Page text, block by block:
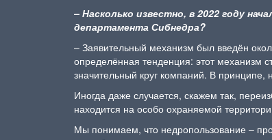
– Насколько известно, в 2022 году
департамента Сибнедра?
– Заявительный механизм был введён
определённая тенденция: этот механизм
значительный круг компаний. В
Иногда даже случается, скажем так,
находится на особо охраняемой
Мы понимаем, что недропользование –